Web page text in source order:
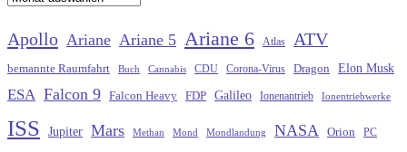
Apollo Ariane Ariane 5 Ariane 6 Atlas ATV
bemannte Raumfahrt Buch Cannabis CDU Corona-Virus Dragon Elon Musk
ESA Falcon 9 Falcon Heavy FDP Galileo Ionenantrieb Ionentriebwerke
ISS Jupiter Mars Methan Mond Mondlandung NASA Orion PC